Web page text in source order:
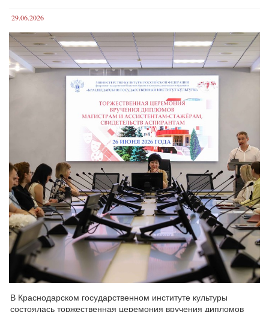
29.06.2026
В Краснодарском государственном институте культуры
состоялась торжественная церемония вручения дипломов